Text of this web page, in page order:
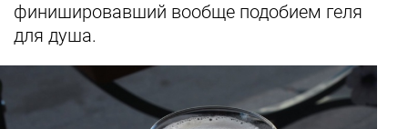
финишировавший вообще подобием геля
для душа.